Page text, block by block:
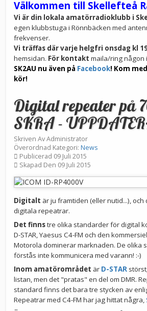
Välkommen till Skellefteå
Vi är din lokala amatörradioklubb i
egen klubbstuga i Rönnbäcken med
frekvenser.
Vi träffas där varje helgfri onsdag kl
hemsidan. För kontakt maila/ring någon i
SK2AU nu även på Facebook! Kom
kör!
Digital repeater på
SKRA -
Skriven AvAdministrator
Överordnad Kategori: News
Publicerad 09 Juli 2015
Skapad Den 09 Juli 2015
Digitalt är ju framtiden (eller nutid...),
digitala repeatrar.
Det finnstre olika standarder för digital
D-STAR, Yaesus C4-FM och den
Motorola dominerar marknaden. De olika
förstås inte kommunicera med varann! :-)
Inom amatörområdet är D-STAR
listan, men det "pratas" en del om DMR.
standard finns det bara tre stycken av
Repeatrar med C4-FM har jag hittat några,